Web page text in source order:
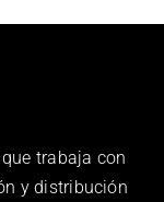
trabaja con
y distribución